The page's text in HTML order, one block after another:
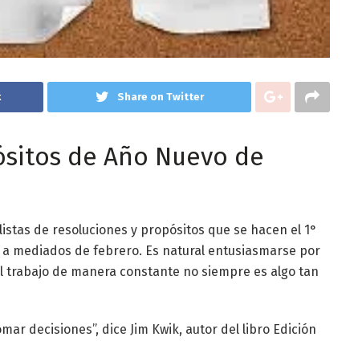
Share on Twitter
de Año Nuevo de
de resoluciones y propósitos que se hacen el 1°
mediados de febrero. Es natural entusiasmarse por
trabajo de manera constante no siempre es algo tan
decisiones”, dice Jim Kwik, autor del libro Edición